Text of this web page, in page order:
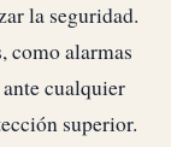
la seguridad.
como alarmas
cualquier
superior.